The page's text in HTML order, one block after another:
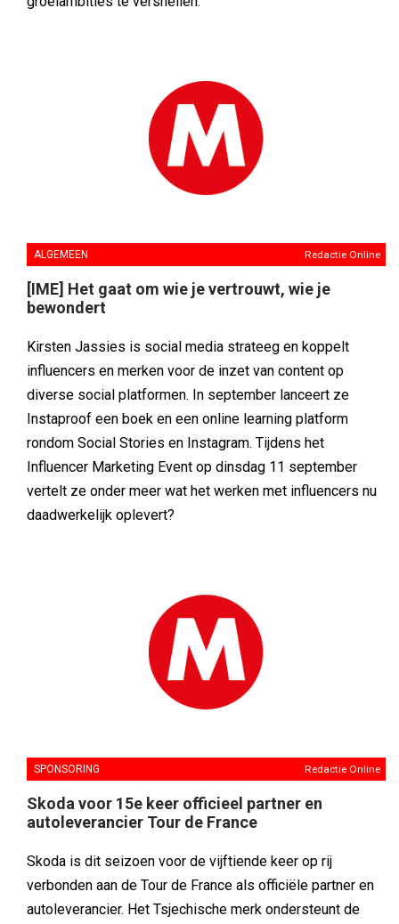
ALGEMEEN Redactie Online
[IME] Het gaat om wie je vertrouwt, wie je
bewondert
Kirsten Jassies is social media strateeg en koppelt
influencers en merken voor de inzet van content op
diverse social platformen. In september lanceert ze
Instaproof een boek en een online learning platform
rondom Social Stories en Instagram. Tijdens het
Influencer Marketing Event op dinsdag 11 september
vertelt ze onder meer wat het werken met influencers nu
daadwerkelijk oplevert?
SPONSORING Redactie Online
Skoda voor 15e keer officieel partner en
autoleverancier Tour de France
Skoda is dit seizoen voor de vijftiende keer op rij
verbonden aan de Tour de France als officiële partner en
autoleverancier. Het Tsjechische merk ondersteunt de